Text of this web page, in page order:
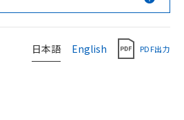
日本語 English PDF出力